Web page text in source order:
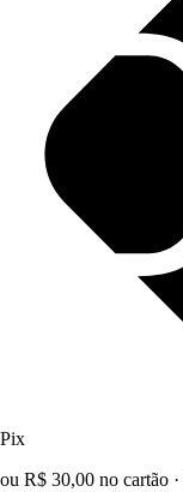
Pix
ou R$ 30,00 no cartão ·